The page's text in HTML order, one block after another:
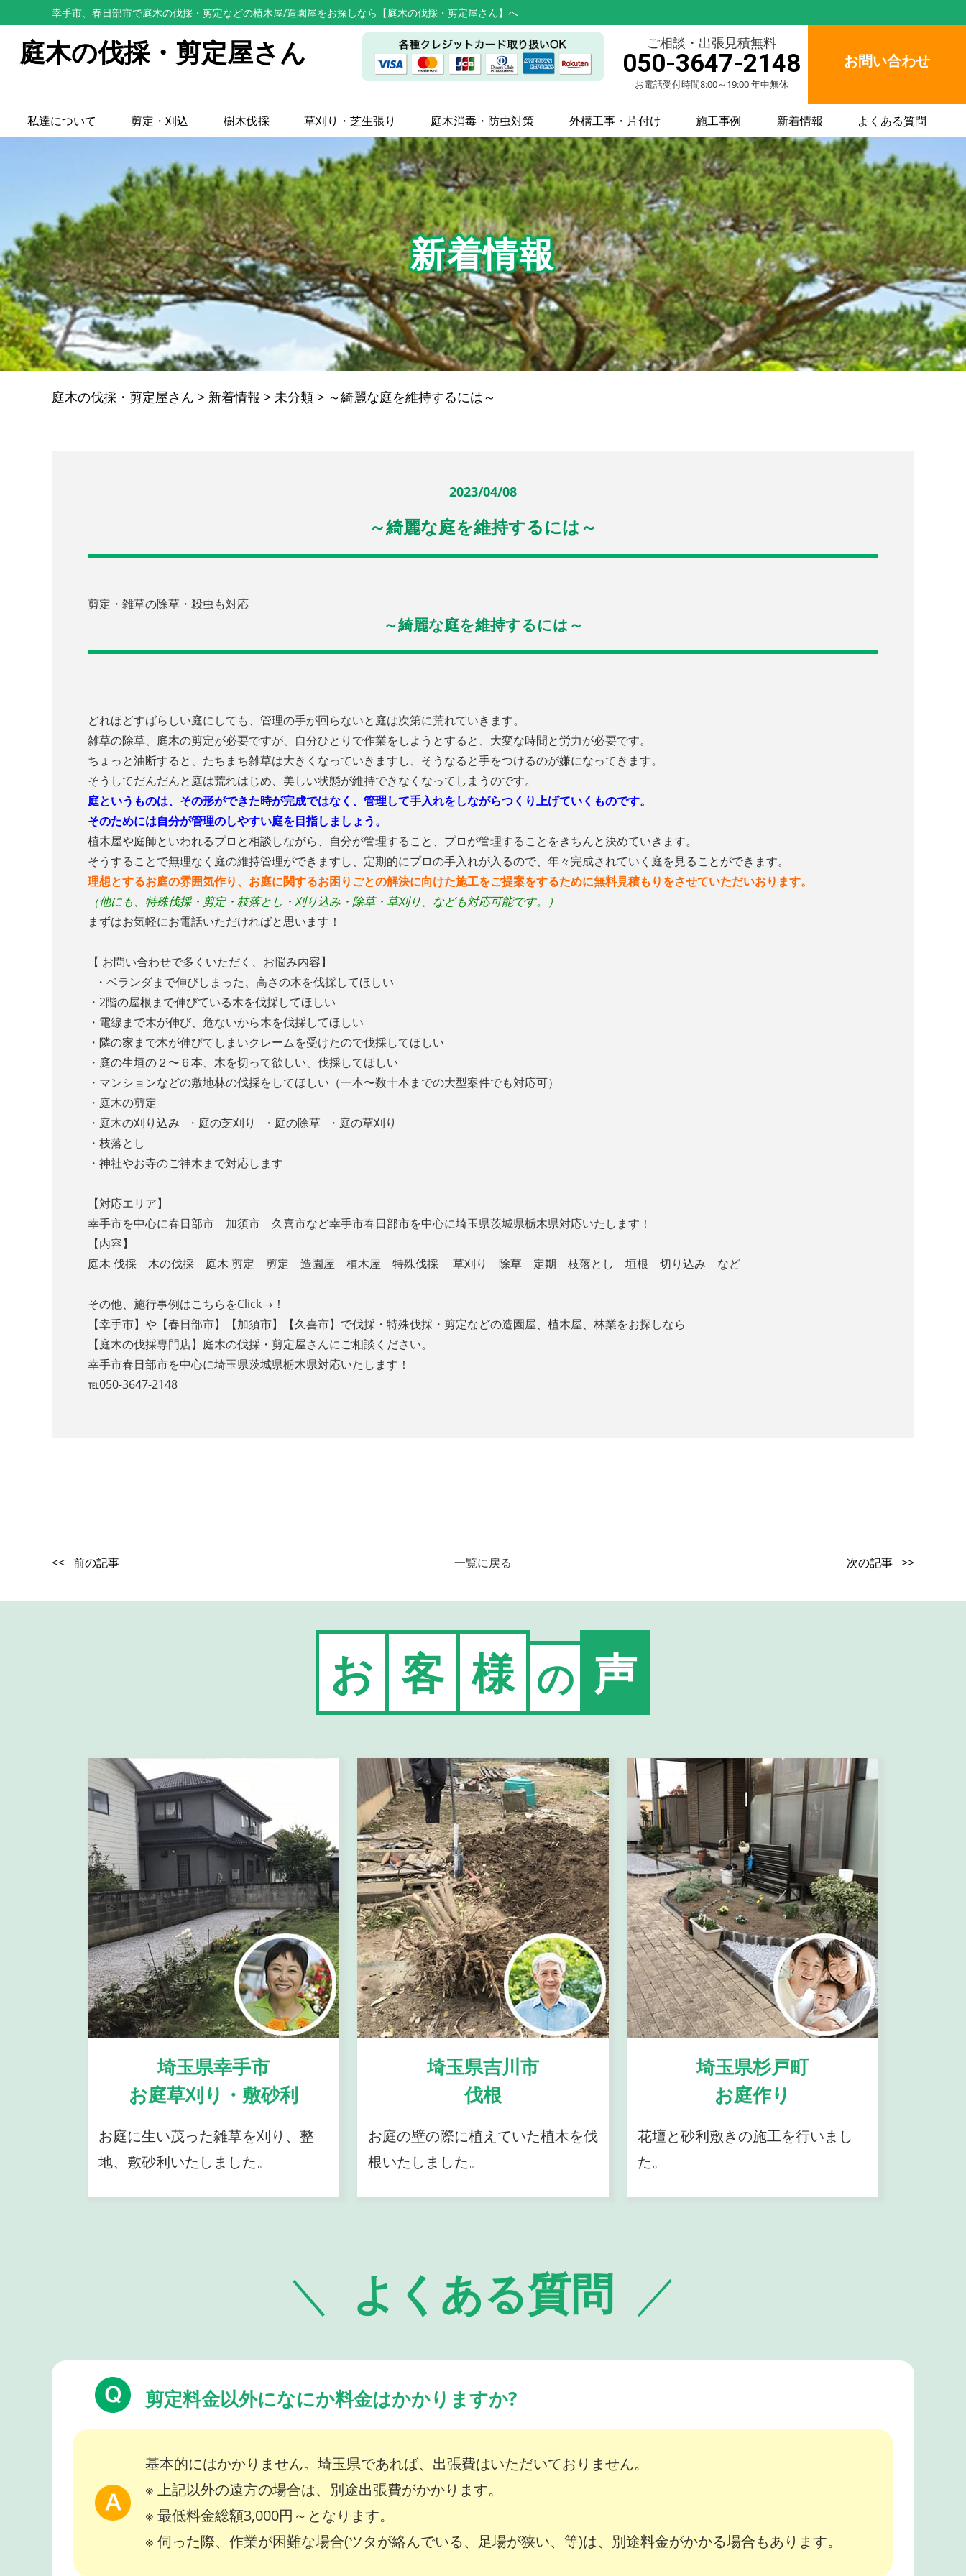
幸手市、春日部市で庭木の伐採・剪定などの植木屋/造園屋をお探しなら【庭木の伐採・剪定屋さん】へ
庭木の伐採・剪定屋さん ご相談・出張見積無料
050-3647-2148
お電話受付時間8:00～19:00 年中無休
お問い合わせ
私達について 剪定・刈込 樹木伐採 草刈り・芝生張り 庭木消毒・防虫対策 外構工事・片付け 施工事例 新着情報 よくある質問
新着情報
庭木の伐採・剪定屋さん > 新着情報 > 未分類 > ～綺麗な庭を維持するには～
2023/04/08
～綺麗な庭を維持するには～
剪定・雑草の除草・殺虫も対応
～綺麗な庭を維持するには～
どれほどすばらしい庭にしても、管理の手が回らないと庭は次第に荒れていきます。
雑草の除草、庭木の剪定が必要ですが、自分ひとりで作業をしようとすると、大変な時間と労力が必要です。
ちょっと油断すると、たちまち雑草は大きくなっていきますし、そうなると手をつけるのが嫌になってきます。
そうしてだんだんと庭は荒れはじめ、美しい状態が維持できなくなってしまうのです。
庭というものは、その形ができた時が完成ではなく、管理して手入れをしながらつくり上げていくものです。
そのためには自分が管理のしやすい庭を目指しましょう。
植木屋や庭師といわれるプロと相談しながら、自分が管理すること、プロが管理することをきちんと決めていきます。
そうすることで無理なく庭の維持管理ができますし、定期的にプロの手入れが入るので、年々完成されていく庭を見ることができます。
理想とするお庭の雰囲気作り、お庭に関するお困りごとの解決に向けた施工をご提案をするために無料見積もりをさせていただいおります。
（他にも、特殊伐採・剪定・枝落とし・刈り込み・除草・草刈り、なども対応可能です。）
まずはお気軽にお電話いただければと思います！
【 お問い合わせで多くいただく、お悩み内容】
・ベランダまで伸びしまった、高さの木を伐採してほしい
・2階の屋根まで伸びている木を伐採してほしい
・電線まで木が伸び、危ないから木を伐採してほしい
・隣の家まで木が伸びてしまいクレームを受けたので伐採してほしい
・庭の生垣の２〜６本、木を切って欲しい、伐採してほしい
・マンションなどの敷地林の伐採をしてほしい（一本〜数十本までの大型案件でも対応可）
・庭木の剪定
・庭木の刈り込み ・庭の芝刈り ・庭の除草 ・庭の草刈り
・枝落とし
・神社やお寺のご神木まで対応します
【対応エリア】
幸手市を中心に春日部市 加須市 久喜市など幸手市春日部市を中心に埼玉県茨城県栃木県対応いたします！
【内容】
庭木 伐採 木の伐採 庭木 剪定 剪定 造園屋 植木屋 特殊伐採 草刈り 除草 定期 枝落とし 垣根 切り込み など
その他、施行事例はこちらをClick→！
【幸手市】や【春日部市】【加須市】【久喜市】で伐採・特殊伐採・剪定などの造園屋、植木屋、林業をお探しなら
【庭木の伐採専門店】庭木の伐採・剪定屋さんにご相談ください。
幸手市春日部市を中心に埼玉県茨城県栃木県対応いたします！
℡050-3647-2148
<< 前の記事 一覧に戻る 次の記事 >>
お 客 様 の 声
埼玉県幸手市
お庭草刈り・敷砂利
お庭に生い茂った雑草を刈り、整
地、敷砂利いたしました。
埼玉県吉川市
伐根
お庭の壁の際に植えていた植木を伐
根いたしました。
埼玉県杉戸町
お庭作り
花壇と砂利敷きの施工を行いまし
た。
よくある質問
剪定料金以外になにか料金はかかりますか?
基本的にはかかりません。埼玉県であれば、出張費はいただいておりません。
※ 上記以外の遠方の場合は、別途出張費がかかります。
※ 最低料金総額3,000円～となります。
※ 伺った際、作業が困難な場合(ツタが絡んでいる、足場が狭い、等)は、別途料金がかかる場合もあります。